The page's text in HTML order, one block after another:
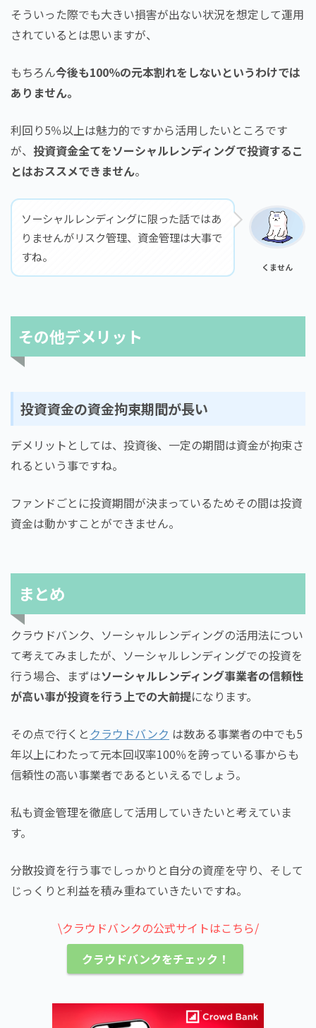
そういった際でも大きい損害が出ない状況を想定して運用
されているとは思いますが、
もちろん今後も100％の元本割れをしないというわけでは
ありません。
利回り5％以上は魅力的ですから活用したいところです
が、 投資資金全てをソーシャルレンディングで投資するこ
とはおススメできません。
ソーシャルレンディングに限った話ではあ
りませんがリスク管理、資金管理は大事で
すね。
くません
その他デメリット
投資資金の資金拘束期間が長い
デメリットとしては、投資後、一定の期間は資金が拘束さ
れるという事ですね。
ファンドごとに投資期間が決まっているためその間は投資
資金は動かすことができません。
まとめ
クラウドバンク、ソーシャルレンディングの活用法につい
て考えてみましたが、ソーシャルレンディングでの投資を
行う場合、まずはソーシャルレンディング事業者の信頼性
が高い事が投資を行う上での大前提になります。
その点で行くと クラウドバンク は数ある事業者の中でも5
年以上にわたって元本回収率100％を誇っている事からも
信頼性の高い事業者であるといえるでしょう。
私も資金管理を徹底して活用していきたいと考えていま
す。
分散投資を行う事でしっかりと自分の資産を守り、そして
じっくりと利益を積み重ねていきたいですね。
\クラウドバンクの公式サイトはこちら/
クラウドバンクをチェック！